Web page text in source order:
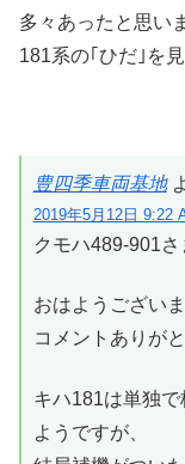
多々あったと思い
181系の｢ひだ｣を
豊四季車両基地
2019年5月12日 9:22
クモハ489-901さ
おはようござい
コメントありが
キハ181は単独
ようですが、